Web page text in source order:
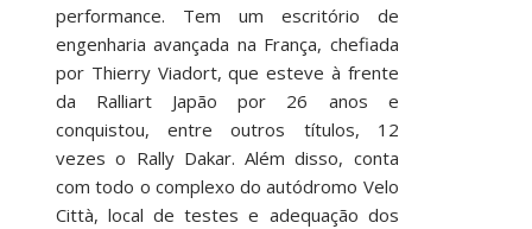
performance. Tem um escritório de
engenharia avançada na França, chefiada
por Thierry Viadort, que esteve à frente
da Ralliart Japão por 26 anos e
conquistou, entre outros títulos, 12
vezes o Rally Dakar. Além disso, conta
com todo o complexo do autódromo Velo
Città, local de testes e adequação dos